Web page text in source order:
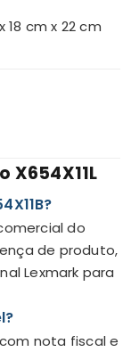
18 cm x 22 cm
do
de produto,
Lexmark para
nota fiscal e